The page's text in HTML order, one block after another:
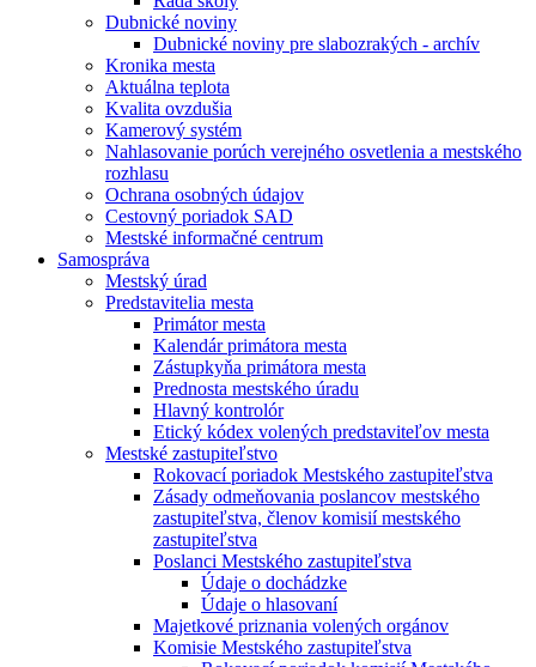
Dubnické noviny
Dubnické noviny pre slabozrakých - archív
Kronika mesta
Aktuálna teplota
Kvalita ovzdušia
Kamerový systém
Nahlasovanie porúch verejného osvetlenia a mestského
rozhlasu
Ochrana osobných údajov
Cestovný poriadok SAD
Mestské informačné centrum
Samospráva
Mestský úrad
Predstavitelia mesta
Primátor mesta
Kalendár primátora mesta
Zástupkyňa primátora mesta
Prednosta mestského úradu
Hlavný kontrolór
Etický kódex volených predstaviteľov mesta
Mestské zastupiteľstvo
Rokovací poriadok Mestského zastupiteľstva
Zásady odmeňovania poslancov mestského
zastupiteľstva, členov komisií mestského
zastupiteľstva
Poslanci Mestského zastupiteľstva
Údaje o dochádzke
Údaje o hlasovaní
Majetkové priznania volených orgánov
Komisie Mestského zastupiteľstva